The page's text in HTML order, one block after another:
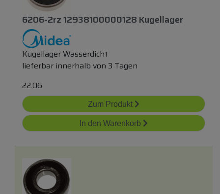
6206-2rz 12938100000128 Kugellager
Kugellager Wasserdicht
lieferbar innerhalb von 3 Tagen
22.06
Zum Produkt
In den Warenkorb